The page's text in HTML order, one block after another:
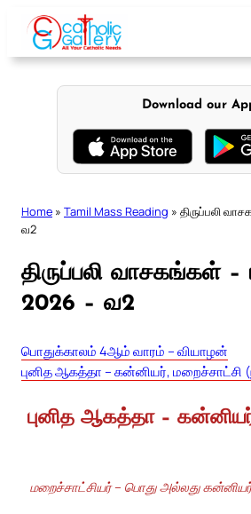
content
Download our
Home » Tamil Mass Reading » திருப்பலி
வ2
திருப்பலி வாசகங்கள் –
2026 – வ2
பொதுக்காலம் 4ஆம் வாரம் – வியாழன்
புனித ஆகத்தா – கன்னியர், மறைச்சாட்சி
புனித ஆகத்தா –
மறைச்சாட்சியர் – பொது அல்லது